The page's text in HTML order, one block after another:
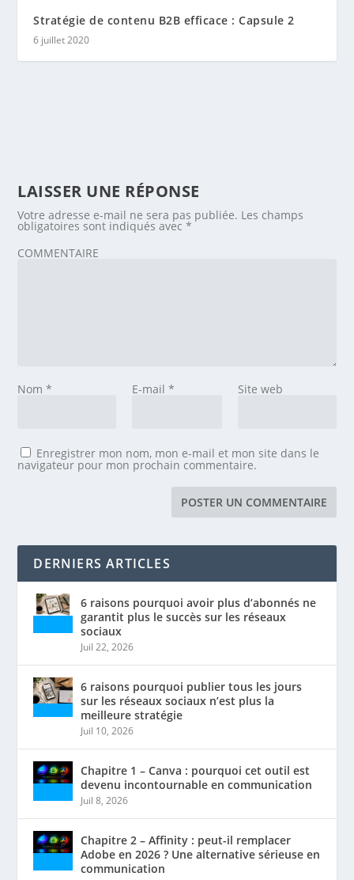
Stratégie de contenu B2B efficace : Capsule 2
6 juillet 2020
LAISSER UNE RÉPONSE
Votre adresse e-mail ne sera pas publiée. Les champs
obligatoires sont indiqués avec*
COMMENTAIRE
Nom* E-mail * Site web
Enregistrer mon nom, mon e-mail et mon site dans le
navigateur pour mon prochain commentaire.
DERNIERS ARTICLES
6 raisons pourquoi avoir plus d’abonnés ne
garantit plus le succès sur les réseaux
sociaux
Juil 22, 2026
6 raisons pourquoi publier tous les jours
sur les réseaux sociaux n’est plus la
meilleure stratégie
Juil 10, 2026
Chapitre 1 – Canva : pourquoi cet outil est
devenu incontournable en communication
Juil 8, 2026
Chapitre 2 – Affinity : peut-il remplacer
Adobe en 2026 ? Une alternative sérieuse en
communication